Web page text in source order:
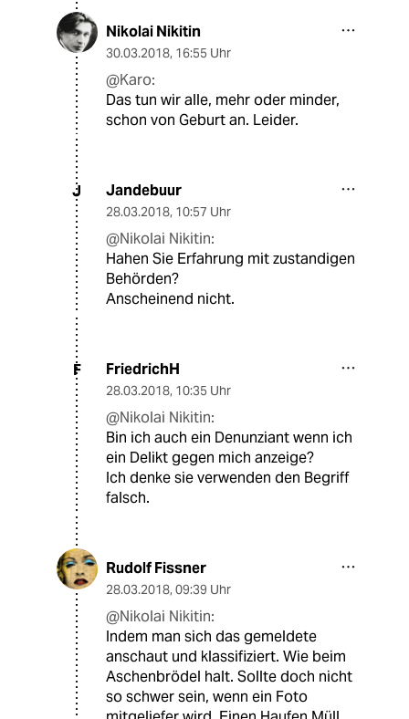
Nikolai Nikitin
30.03.2018, 16:55 Uhr
@Karo:
Das tun wir alle, mehr oder minder,
schon von Geburt an. Leider.
J Jandebuur
28.03.2018, 10:57 Uhr
@Nikolai Nikitin:
Hahen Sie Erfahrung mit zustandigen
Behörden?
Anscheinend nicht.
F FriedrichH
28.03.2018, 10:35 Uhr
@Nikolai Nikitin:
Bin ich auch ein Denunziant wenn ich
ein Delikt gegen mich anzeige?
Ich denke sie verwenden den Begriff
falsch.
Rudolf Fissner
28.03.2018, 09:39 Uhr
@Nikolai Nikitin:
Indem man sich das gemeldete
anschaut und klassifiziert. Wie beim
Aschenbrödel halt. Sollte doch nicht
so schwer sein, wenn ein Foto